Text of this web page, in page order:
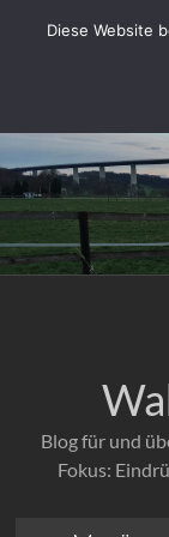
'url_hash']
Zum
springen
Blog für und
Fokus:
Diese Website